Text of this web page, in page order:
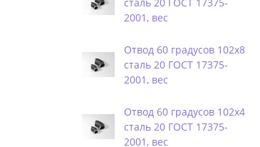
2001, вес
Отвод 60 градусов 102х8
сталь 20 ГОСТ 17375-
2001, вес
Отвод 60 градусов 102х4
сталь 20 ГОСТ 17375-
2001, вес